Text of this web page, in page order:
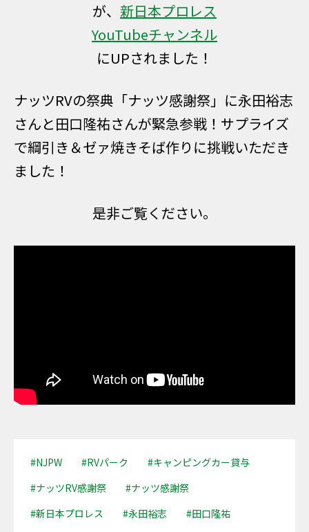
が、 新日本プロレス
YouTubeチャンネル
にUPされました！
ナッツRVの祭典「ナッツ感謝祭」に永田裕志
さんと田口隆祐さんが緊急参戦！サプライズ
で綱引き＆ゼァ焼きそば作りに挑戦いただき
ました！
是非ご覧ください。
#NJPW #RVパーク
#キャンピングカー貸与
#ナッツRV感謝祭
#ナッツ感謝祭
#新日本プロレス
#永田裕志 #田口隆祐